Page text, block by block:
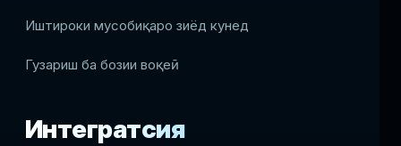
Иштироки мусобиқаро зиёд кунед
Гузариш ба бозии воқеӣ
Интегратсия